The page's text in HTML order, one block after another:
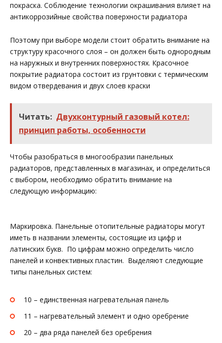
покраска. Соблюдение технологии окрашивания влияет на
антикоррозийные свойства поверхности радиатора
Поэтому при выборе модели стоит обратить внимание на
структуру красочного слоя – он должен быть однородным
на наружных и внутренних поверхностях. Красочное
покрытие радиатора состоит из грунтовки с термическим
видом отвердевания и двух слоев краски
Читать: Двухконтурный газовый котел:
принцип работы, особенности
Чтобы разобраться в многообразии панельных
радиаторов, представленных в магазинах, и определиться
с выбором, необходимо обратить внимание на
следующую информацию:
Маркировка. Панельные отопительные радиаторы могут
иметь в названии элементы, состоящие из цифр и
латинских букв. По цифрам можно определить число
панелей и конвективных пластин. Выделяют следующие
типы панельных систем:
10 – единственная нагревательная панель
11 – нагревательный элемент и одно оребрение
20 – два ряда панелей без оребрения